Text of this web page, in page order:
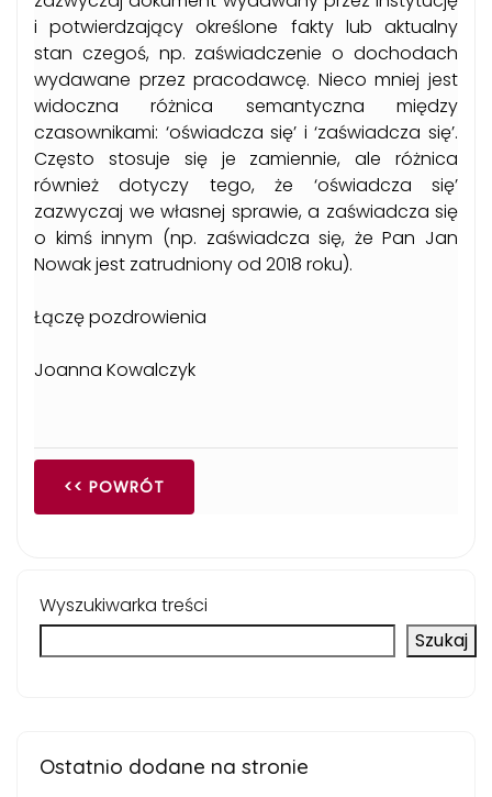
i potwierdzający określone fakty lub aktualny
stan czegoś, np. zaświadczenie o dochodach
wydawane przez pracodawcę. Nieco mniej jest
widoczna różnica semantyczna między
czasownikami: ‘oświadcza się’ i ‘zaświadcza się’.
Często stosuje się je zamiennie, ale różnica
również dotyczy tego, że ‘oświadcza się’
zazwyczaj we własnej sprawie, a zaświadcza się
o kimś innym (np. zaświadcza się, że Pan Jan
Nowak jest zatrudniony od 2018 roku).
Łączę pozdrowienia
Joanna Kowalczyk
<< POWRÓT
Wyszukiwarka treści
Szukaj
Ostatnio dodane na stronie